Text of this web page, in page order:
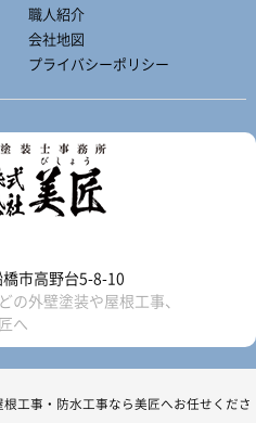
職人紹介
会社地図
プライバシーポリシー
市高野台5-8-10
の外壁塗装や屋根工事、
へ
工事・防水工事なら美匠へお任せくださ